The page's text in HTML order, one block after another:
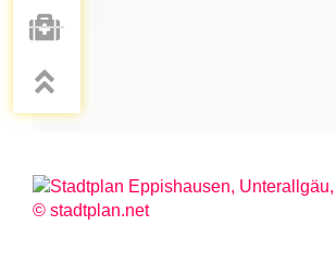
© stadtplan.net